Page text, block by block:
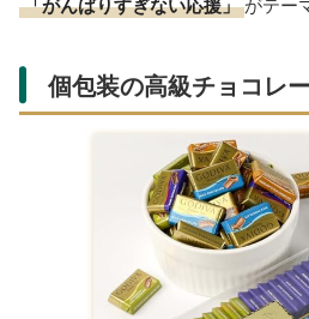
個包装の高級チョコレ